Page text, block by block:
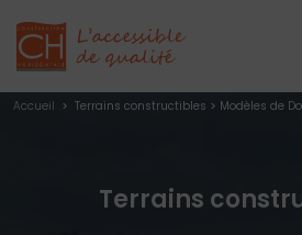
Accueil > Terrains constructibles > Modèles de
Terrains